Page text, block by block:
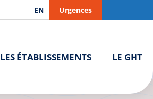
EN Urgences
LES ÉTABLISSEMENTS LE GHT